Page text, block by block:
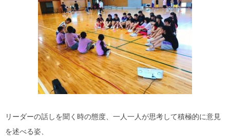
リーダーの話しを聞く時の態度、一人一人が思考して積極的に意見
を述べる姿、